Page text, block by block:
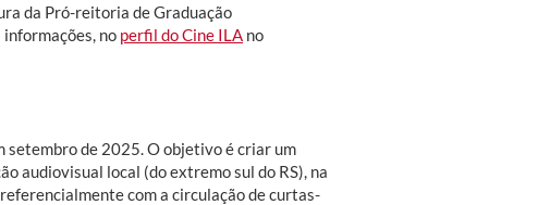
da Pró-reitoria de Graduação
no perfil do Cine ILA no
setembro de 2025. O objetivo é criar um
audiovisual local (do extremo sul do RS), na
com a circulação de curtas-